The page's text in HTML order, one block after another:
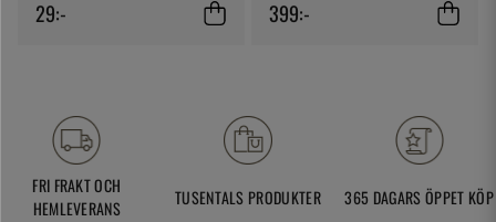
29:- 399:-
FRI FRAKT OCH
HEMLEVERANS
TUSENTALS PRODUKTER 365 DAGARS ÖPPET KÖP